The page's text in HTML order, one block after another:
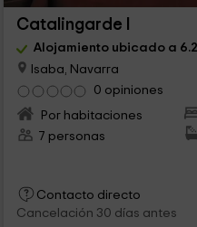
Catalingarde I
Alojamiento ubicado a
Isaba, Navarra
0 opiniones
Por habitaciones
7 personas
Contacto directo
Cancelación 30 días antes